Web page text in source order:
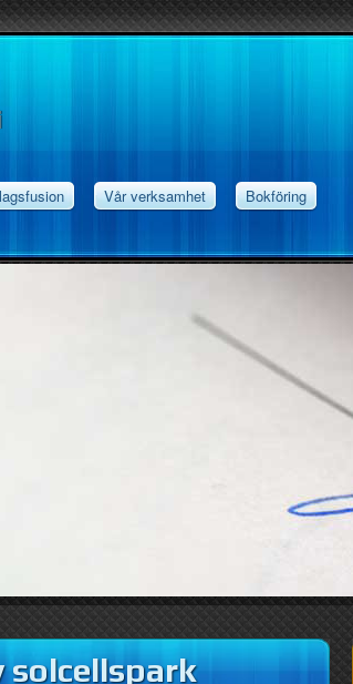
Vår verksamhet Bokföring
solcellspark